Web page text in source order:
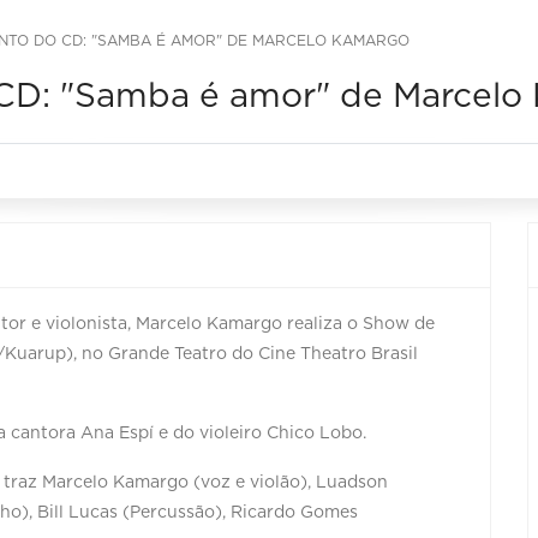
DO CD: "SAMBA É AMOR" DE MARCELO KAMARGO
"Samba é amor" de Marcelo
e violonista, Marcelo Kamargo realiza o Show de
no Grande Teatro do Cine Theatro Brasil
cantora Ana Espí e do violeiro Chico Lobo.
Marcelo Kamargo (voz e violão), Luadson
Bill Lucas (Percussão), Ricardo Gomes